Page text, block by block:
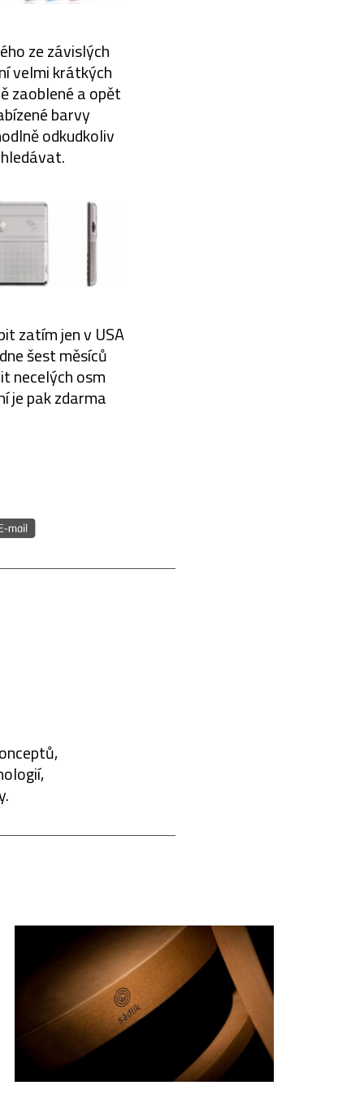
ze závislých
velmi krátkých
zaoblené a opět
barvy
odkudkoliv
zatím jen v USA
šest měsíců
necelých osm
je pak zdarma